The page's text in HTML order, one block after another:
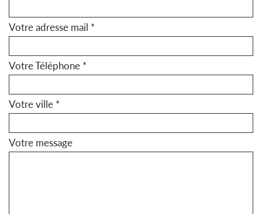
Votre adresse mail *
Votre Téléphone *
Votre ville *
Votre message